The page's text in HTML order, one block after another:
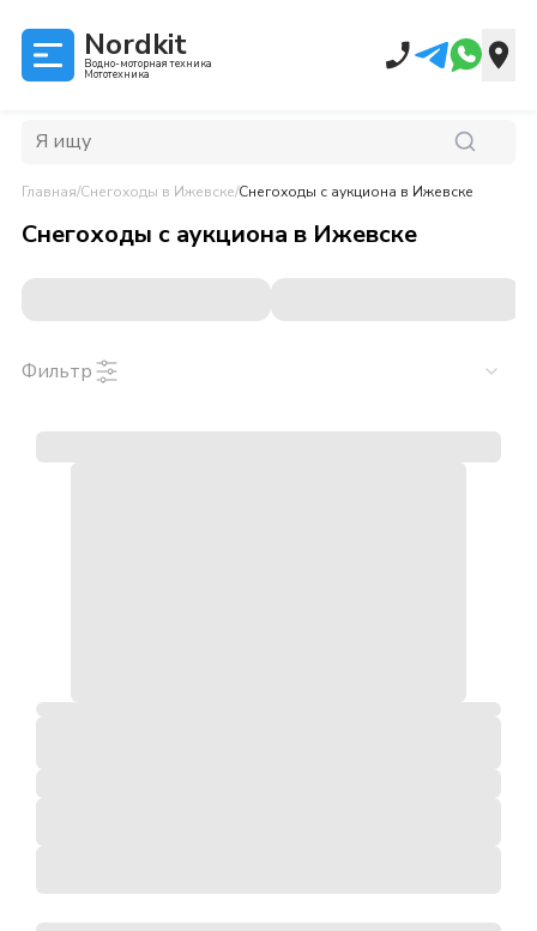
Nordkit
Водно-моторная техника
Мототехника
Главная/Снегоходы в Ижевске/Снегоходы с аукциона в Ижевске
Снегоходы с аукциона в Ижевске
Фильтр